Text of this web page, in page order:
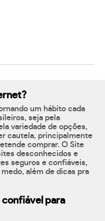
um hábito cada
seja pela
variedade de opções,
cautela, principalmente
comprar. O Site
desconhecidos e
seguros e confiáveis,
além de dicas pra
confiável para